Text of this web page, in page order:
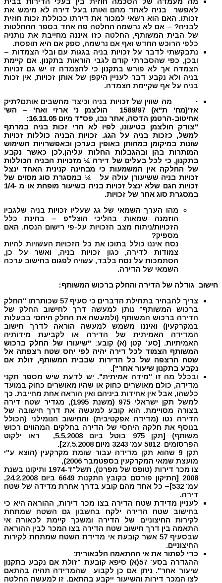
לאפשר בניה לאחד מהם ואותו בעל דירה לא מימש את
זכותו. האם הוא רשאי למכור את דירתו ככוללת זכות חוזית
לבניה? – אם לא נרשמה החלטה פה אחד בספר ההחלטות
של הבית המשותף, החלטה כזו איננה מחייבת את נותניה
כלפי הרוכש החדש ואף אם נרשמה, ספק אם היא תופסת.
נתבקשתי לדבר על זכויות בניה בגגות עם ובלי הצמדות –
ובכן, כפי שהסברתי קודם לגבי הוראות בתקנון. אם קיימת
הצמדה אך לא פורש בתקנון כי להצמדה זו יש גם זכויות
בניה ולא נקבע דבר לעניין היקפן של אותן זכויות, אין זכות
בניה על אף שקיימת הצמדה.
· מה שווין של זכויות בניה וכיצד מחשבים אותם?תיק
אז'(מח' ת"א) 1589/97
הולצמן נ' ארזי ואח' – הש'
אחיטוב-הרטמן הדסה, אתר נבו, פס"ד מיום 16.11.05
:
"צודק הולצמן בטיעונו, לפיו לא הרי זכות בניה במרתף
למשל, כזכות בניה על הגג. זכויות הבניה כוללות זכויות
שונות במיקומן במהותן באופין בערכן ובאפשרויות השימוש
המותרות בהן ובהגבלות החלות עליהן.לכן כאשר נקבע
בתקנון, כי לכל בעלים של דירה ¼ מזכויות הבניה הכוללות
של החלקה אין המשמעות כי מבחינה קנינית האחד ינצל
זכויות בניה ששיעורן עולה על ¼ במסגרת סוג מסוים של
זכויות הגם שלא ינצל זכויות בניה בשיעור מופחת או מ
-1/4
במסגרת סוג אחר של זכויות.
מהו הערך השמאי של גג שעליו זכויות בניה שלגביו
הוזמנה שמאות בהליכי הוצל"פ – בחינת כלל
הזכויות/ניתוח מצב הזכויות על-פי רישום הנסח. האם
מספיק?
נסח איננו כולל בתוכו את כל הזכויות העשויות להיות
צמודות לדירה, כגון זכויות בניה, ואשר על כן,
הסתמכות על נסח בלבד, עשויה לפגום בחישוב ערכה
השמאי של הדירה.
חישוב גודלה של הדירה והחלק ברכוש המשותף:
צריך להבהיר בתחילת הדברים כי סעיף 57 שכותרתו "החלק
ברכוש המשותף" נותן למעשה דרך לחישוב החלק של
הדירה ברכוש המשותף (ולמעשה את החלק היחסי בבעלות
במקרקעין) ואיננו משמש למעשה הוראה לדרך חישוב
המדידה האמיתית של הדירה או לקביעת מידותיה
האמיתיות. [סע' קטן (א) קובע: "שיעורו של החלק ברכוש
המשותף הצמוד לכל דירה יהיה לפי יחס שטח רצפתה אל
שטח הרצפה של כל הדירות שבבית המשותף, זולת אם
נקבע בתקנון שיעור אחר"].
ובכלל מה זו "מידה אמיתית". יש לדעת שיש מספר תקני
מדידה, כולם מאושרים כחוק או שהיו מאושרים כחוק במועד
כלשהו, אבל אין אחידות ביניהם ואין הוראה אחת מחייבת. כך
למשל תקן ישראלי 975 (משנת 1995), מגדיר שטח דירה
בצורה מסויימת. הוא קובע למעשה את דרך חישובה של
הדירה נטו (מדידה אפקטיבית) והחישוב הנומילני (הכולל
בנוסף את חלקה היחסי של הדירה בחלקים המהווים רכוש
משותף) [תקן 975 בוטל ביום 5.5.2008, ראו ילקוט
הפרסומים 5812 עמ' 3243 מיום 27.5.2008].
תקן 9 שהוא תקן מדידה עבור שומת מקרקעין (הוצא ע"י
מועצת שמאי המקרקעין בספטמבר 2006),
צו מכר דירות (טופס של מפרט), תשל"ד-1974 ותיקונו בשנת
2008 [התיקון פורסם בקובץ התקנות 6649 ביום 24.2.2008,
עמ' 532]– כל אחד מהם קובע בדרך אחרת מדידה של שטח
דירה.
לעניין מדידת שטח הדירה בצו מכר דירות, ההוראה היא כי
בחישוב שטח הדירה ילקח בחשבון גם השטח שמתחת
לקירות החיצוניים של הדירה ומשכך קיימת לכאורה אי
התאמה בין דרך חישוב שטח הדירה בצו המכר לבין ההוראה
שבסעיף 57 אשר קובעת אי מדידת השטח שמתחת לקירות
החיצוניים.
כדי לפתור את אי ההתאמה הלכאורית:
ההגדרה בסע' 57(א) סיפא קובעת "זולת אם נקבע בתקנון
שיעור אחר". ניתן אם כן לקבוע שהמדידה תהיה בהתאם
לצו המכר דירות והשיעור ייקבע בהתאם. זו למעשה החלטה